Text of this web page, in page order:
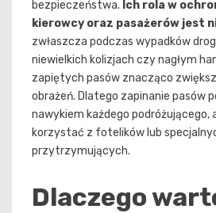
bezpieczeństwa. Ich rola w
kierowcy oraz pasażerów jest
zwłaszcza podczas wypadków
niewielkich kolizjach czy nagłym
zapiętych pasów znacząco
obrażeń. Dlatego zapinanie pasów
nawykiem każdego podróżującego,
korzystać z fotelików lub
przytrzymujących.
Dlaczego